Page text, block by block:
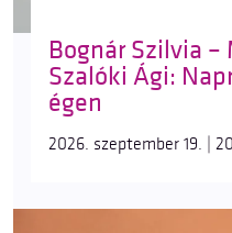
Bognár Szilvia –
Szalóki Ági:
égen
2026. szeptember 19. |